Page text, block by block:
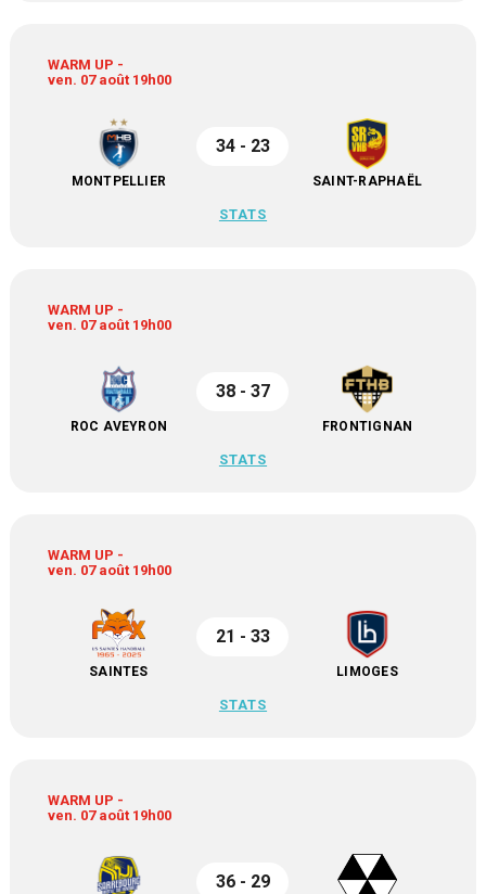
WARM UP -
ven. 07 août 19h00
MONTPELLIER
34 - 23
SAINT-RAPHAËL
STATS
WARM UP -
ven. 07 août 19h00
ROC AVEYRON
38 - 37
FRONTIGNAN
STATS
WARM UP -
ven. 07 août 19h00
SAINTES
21 - 33
LIMOGES
STATS
WARM UP -
ven. 07 août 19h00
36 - 29